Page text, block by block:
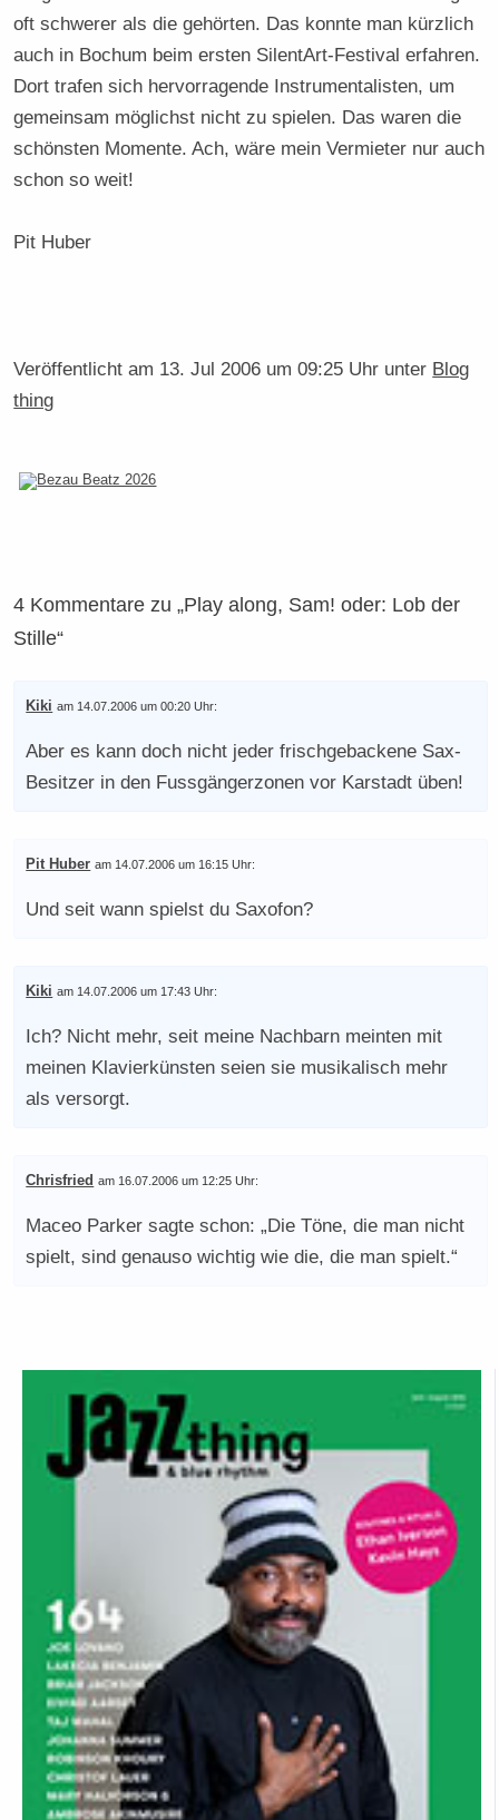
oft schwerer als die gehörten. Das konnte man kürzlich
auch in Bochum beim ersten SilentArt-Festival erfahren.
Dort trafen sich hervorragende Instrumentalisten, um
gemeinsam möglichst nicht zu spielen. Das waren die
schönsten Momente. Ach, wäre mein Vermieter nur auch
schon so weit!
Pit Huber
Veröffentlicht am 13. Jul 2006 um 09:25 Uhr unter Blog
thing
4 Kommentare zu „Play along, Sam! oder: Lob der
Stille“
Kiki am 14.07.2006 um 00:20 Uhr:
Aber es kann doch nicht jeder frischgebackene Sax-
Besitzer in den Fussgängerzonen vor Karstadt üben!
Pit Huber am 14.07.2006 um 16:15 Uhr:
Und seit wann spielst du Saxofon?
Kiki am 14.07.2006 um 17:43 Uhr:
Ich? Nicht mehr, seit meine Nachbarn meinten mit
meinen Klavierkünsten seien sie musikalisch mehr
als versorgt.
Chrisfried am 16.07.2006 um 12:25 Uhr:
Maceo Parker sagte schon: „Die Töne, die man nicht
spielt, sind genauso wichtig wie die, die man spielt.“